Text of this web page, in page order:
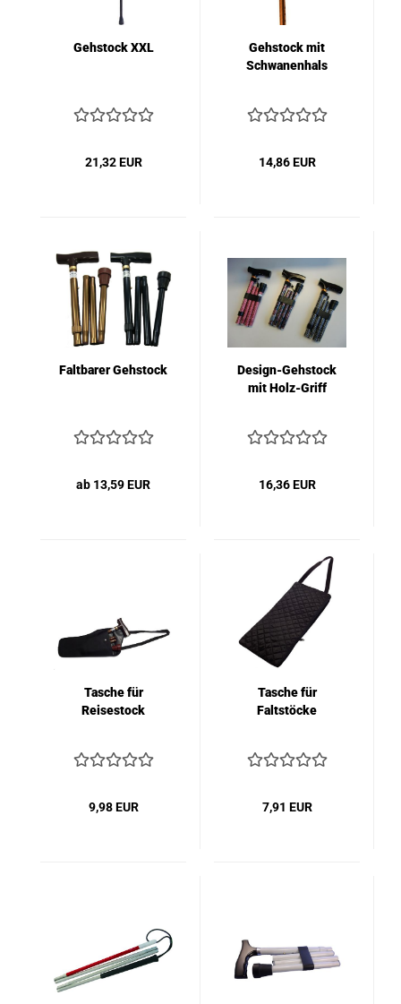
Gehstock XXL
21,32 EUR
Gehstock mit
Schwanenhals
14,86 EUR
Faltbarer Gehstock
ab 13,59 EUR
Design-Gehstock
mit Holz-Griff
16,36 EUR
Tasche für
Reisestock
9,98 EUR
Tasche für
Faltstöcke
7,91 EUR